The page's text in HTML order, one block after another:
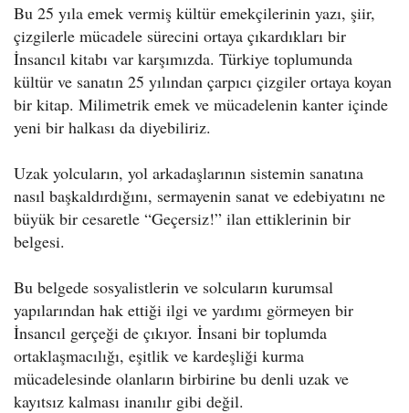
Bu 25 yıla emek vermiş kültür emekçilerinin yazı, şiir,
çizgilerle mücadele sürecini ortaya çıkardıkları bir
İnsancıl kitabı var karşımızda. Türkiye toplumunda
kültür ve sanatın 25 yılından çarpıcı çizgiler ortaya koyan
bir kitap. Milimetrik emek ve mücadelenin kanter içinde
yeni bir halkası da diyebiliriz.
Uzak yolcuların, yol arkadaşlarının sistemin sanatına
nasıl başkaldırdığını, sermayenin sanat ve edebiyatını ne
büyük bir cesaretle “Geçersiz!” ilan ettiklerinin bir
belgesi.
Bu belgede sosyalistlerin ve solcuların kurumsal
yapılarından hak ettiği ilgi ve yardımı görmeyen bir
İnsancıl gerçeği de çıkıyor. İnsani bir toplumda
ortaklaşmacılığı, eşitlik ve kardeşliği kurma
mücadelesinde olanların birbirine bu denli uzak ve
kayıtsız kalması inanılır gibi değil.